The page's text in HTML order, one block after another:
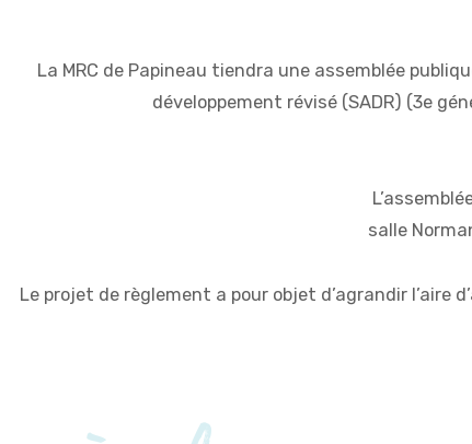
La MRC de Papineau tiendra une assemblée
développement révisé (SADR) (3e
salle
Le projet de règlement a pour objet d’agrandir